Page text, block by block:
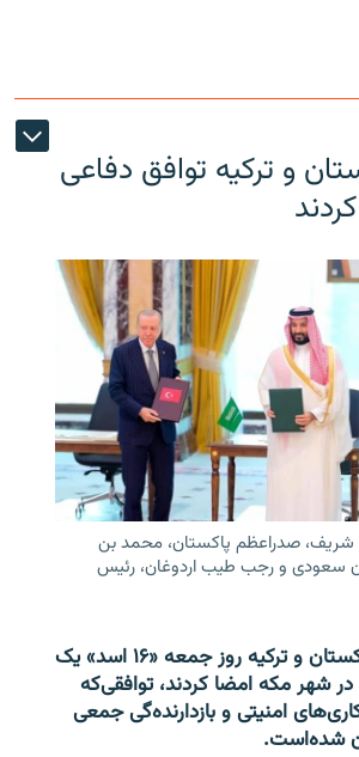
و ترکیه توافق دفاعی
صدراعظم پاکستان، محمد بن
سعودی و رجب طیب اردوغان، رئیس
عربستان سعودی، پاکستان و ترکیه روز جمعه «۱۶ اسد» یک
شهر مکه امضا کردند، توافقی‌که
امنیتی و بازدارنده‌گی جمعی
شده‌است.